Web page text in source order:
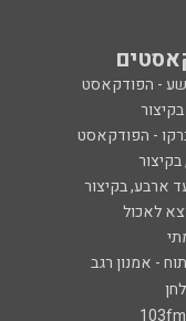
- הפודקאסט
בקיצור
- הפודקאסט
ארבע, בקיצור
לאכול
- אמנון רגב